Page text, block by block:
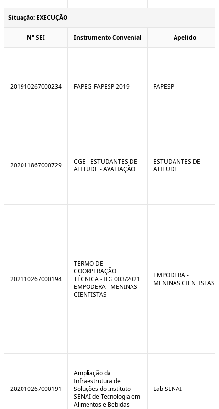
Situação: EXECUÇÃO
N° SEI Instrumento Convenial Apelido
201910267000234 FAPEG-FAPESP 2019 FAPESP
202011867000729
CGE - ESTUDANTES DE
ATITUDE - AVALIAÇÃO
ESTUDANTES DE
ATITUDE
202110267000194
TERMO DE
COORPERAÇÃO
TÉCNICA - IFG 003/2021
EMPODERA - MENINAS
CIENTISTAS
EMPODERA -
MENINAS CIENTISTAS
202010267000191
Ampliação da
Infraestrutura de
Soluções do Instituto
SENAI de Tecnologia em
Alimentos e Bebidas
Lab SENAI